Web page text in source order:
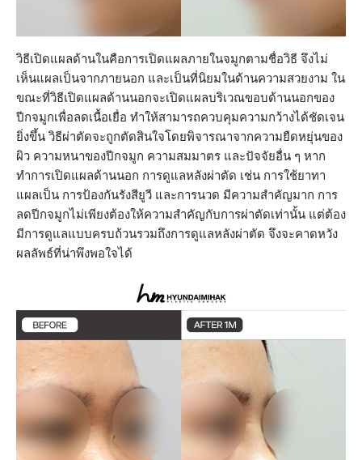
วิธีเปิดแผลด้านในคือการเปิดแผลภายในจมูกตามชื่อวิธี จึงไม่
เห็นแผลเป็นจากภายนอก และเป็นที่นิยมในด้านความสวยงาม ใน
ขณะที่วิธีเปิดแผลด้านนอกจะเปิดแผลบริเวณขอบด้านนอกของ
ปีกจมูกเพื่อลดเนื้อเยื่อ ทำให้สามารถควบคุมความกว้างได้ชัดเจน
ยิ่งขึ้น วิธีผ่าตัดจะถูกตัดสินใจโดยพิจารณาจากความยืดหยุ่นของ
ผิว ความหนาของปีกจมูก ความสมมาตร และปัจจัยอื่น ๆ หาก
ทำการเปิดแผลด้านนอก การดูแลหลังผ่าตัด เช่น การใช้ยาทา
แผลเป็น การป้องกันรังสียูวี และการนวด มีความสำคัญมาก การ
ลดปีกจมูกไม่เพียงต้องให้ความสำคัญกับการผ่าตัดเท่านั้น แต่ต้อง
มีการดูแลแบบครบถ้วนรวมถึงการดูแลหลังผ่าตัด จึงจะคาดหวัง
ผลลัพธ์ที่น่าพึงพอใจได้